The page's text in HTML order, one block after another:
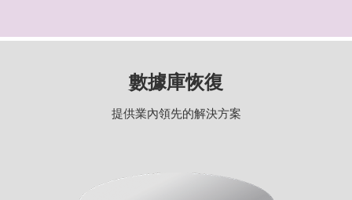
數據庫恢復
提供業內領先的解決方案